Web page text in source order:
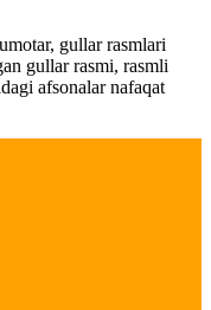
gullar rasmlari
gullar rasmi, rasmli
afsonalar nafaqat